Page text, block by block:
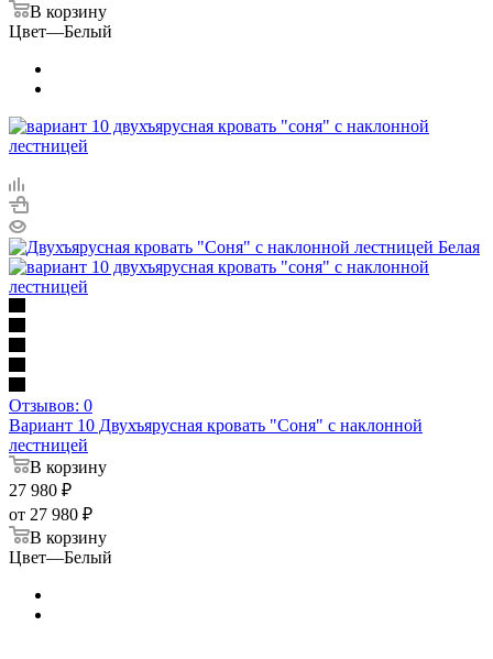
В корзину
Цвет—Белый
Отзывов: 0
Вариант 10 Двухъярусная кровать "Соня" с наклонной
лестницей
В корзину
27 980 ₽
от 27 980 ₽
В корзину
Цвет—Белый